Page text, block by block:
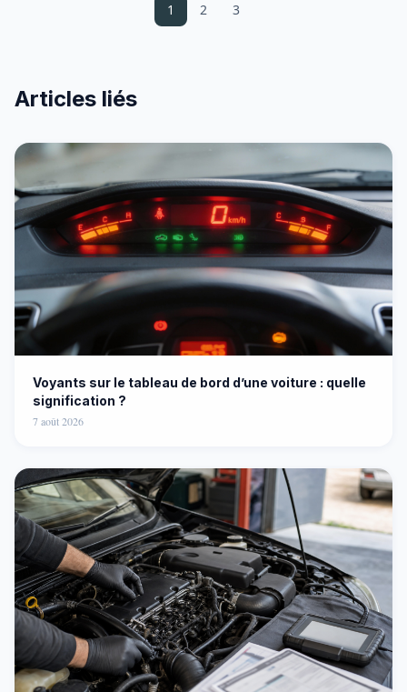
1 2 3
Articles liés
Voyants sur le tableau de bord d’une voiture : quelle
signification ?
7 août 2026